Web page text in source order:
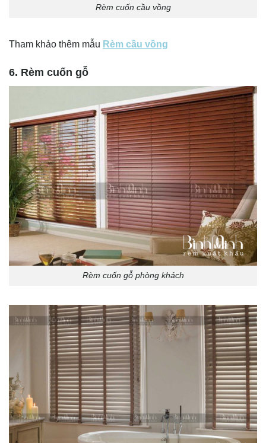
Rèm cuốn cầu vồng
Tham khảo thêm mẫu Rèm cầu vồng
6. Rèm cuốn gỗ
Rèm cuốn gỗ phòng khách